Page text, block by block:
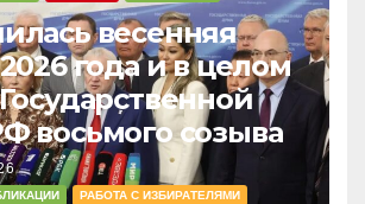
весенняя
года и в целом
восьмого созыва
РАБОТА С ИЗБИРАТЕЛЯМИ